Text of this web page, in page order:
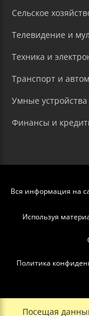
Сельское
Телевидение и
Техника и
Транспорт и
Умные устройства
Финансы и
Вся информация на
Используя
Политика
Посещая